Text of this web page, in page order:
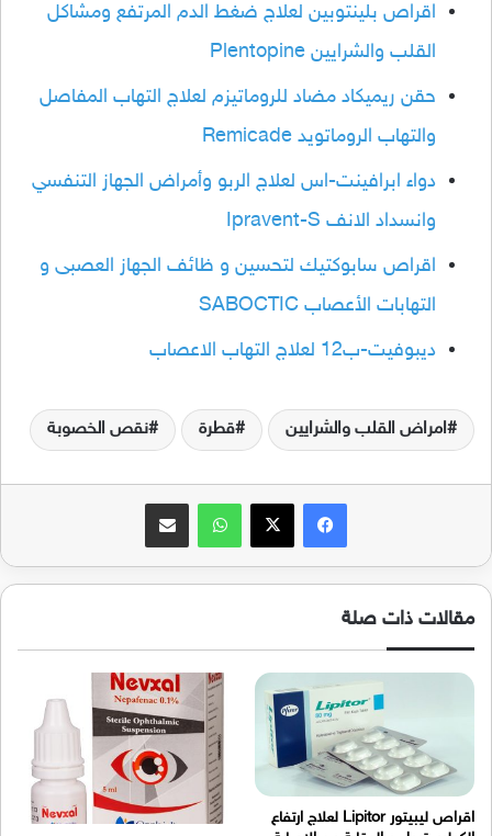
اقراص بلينتوبين لعلاج ضغط الدم المرتفع ومشاكل
القلب والشرايين Plentopine
حقن ريميكاد مضاد للروماتيزم لعلاج التهاب المفاصل
والتهاب الروماتويد Remicade
دواء ابرافينت-اس لعلاج الربو وأمراض الجهاز التنفسي
وانسداد الانف Ipravent-S
اقراص سابوكتيك لتحسين و ظائف الجهاز العصبى و
التهابات الأعصاب SABOCTIC
ديبوفيت-ب12 لعلاج التهاب الاعصاب
امراض القلب والشرايين قطرة نقص الخصوبة
فيسبوك‫X واتساب مشاركة عبر البريد
مقالات ذات صلة
اقراص ليبيتور Lipitor لعلاج ارتفاع